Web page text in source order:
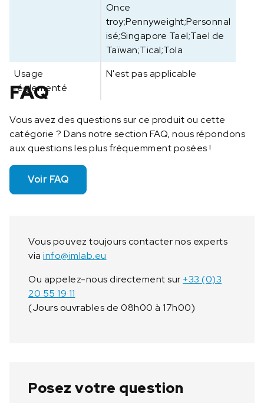
Once
troy;Pennyweight;Personnal
isé;Singapore Tael;Tael de
Taïwan;Tical;Tola
Usage
réglementé
N'est pas applicable
FAQ
Vous avez des questions sur ce produit ou cette
catégorie ? Dans notre section FAQ, nous répondons
aux questions les plus fréquemment posées !
Voir FAQ
Vous pouvez toujours contacter nos experts
via info@imlab.eu
Ou appelez-nous directement sur +33 (0)3
20 55 19 11
(Jours ouvrables de 08h00 à 17h00)
Posez votre question